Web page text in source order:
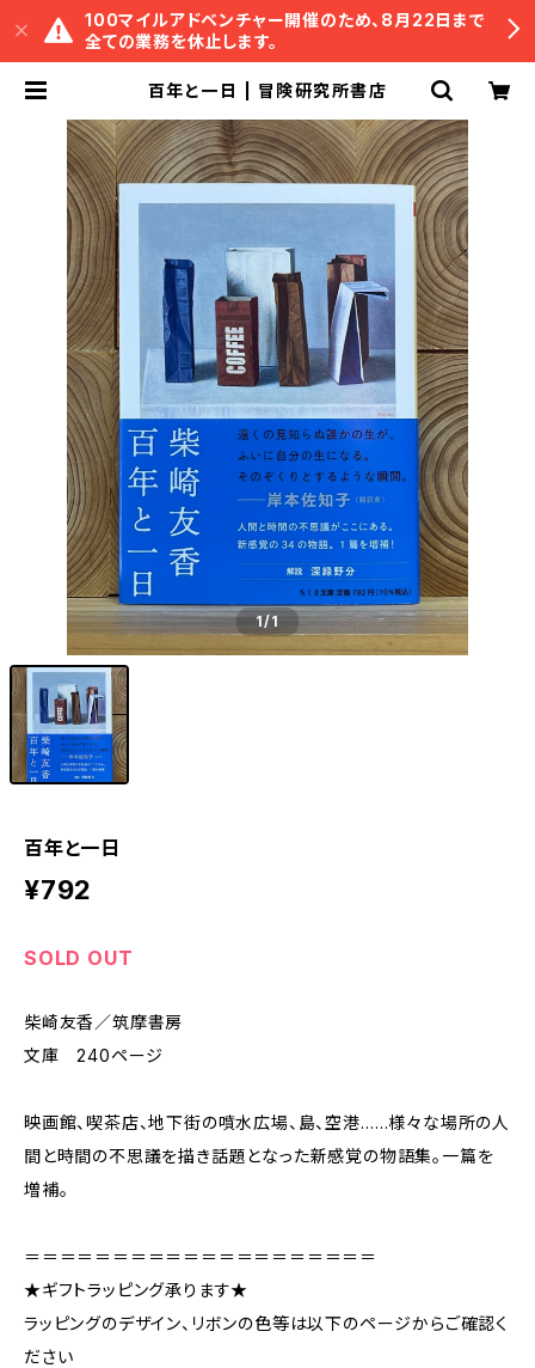
100マイルアドベンチャー開催のため、8月22日まで
全ての業務を休止します。
百年と一日 | 冒険研究所書店
1/1
百年と一日
¥792
SOLD OUT
柴崎友香／筑摩書房
文庫 240ページ
映画館、喫茶店、地下街の噴水広場、島、空港……様々な場所の人
間と時間の不思議を描き話題となった新感覚の物語集。一篇を
増補。
＝＝＝＝＝＝＝＝＝＝＝＝＝＝＝＝＝＝＝＝
★ギフトラッピング承ります★
ラッピングのデザイン、リボンの色等は以下のページからご確認く
ださい